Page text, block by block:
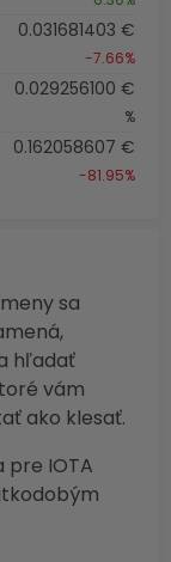
0.031681403 €
-7.66%
0.029256100 €
%
0.162058607 €
-81.95%
sa
hľadať
vám
ako klesať.
pre IOTA